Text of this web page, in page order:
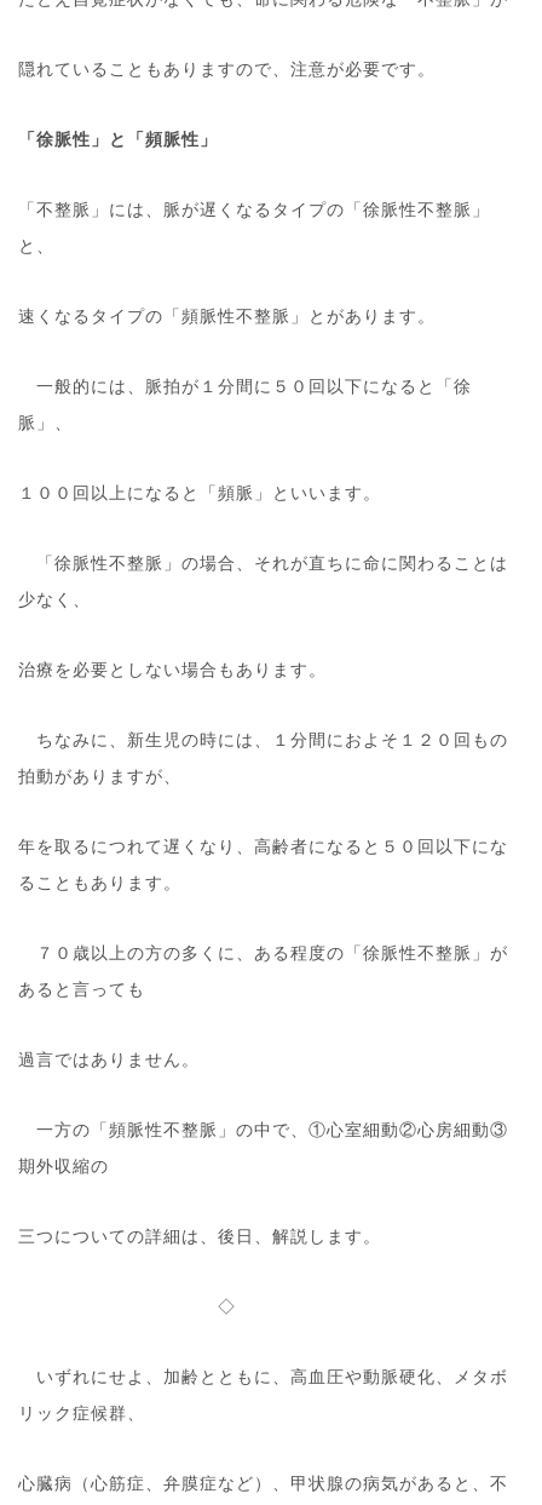
隠れていることもありますので、注意が必要です。
「徐脈性」と「頻脈性」
「不整脈」には、脈が遅くなるタイプの「徐脈性不整脈」
と、
速くなるタイプの「頻脈性不整脈」とがあります。
一般的には、脈拍が１分間に５０回以下になると「徐
脈」、
１００回以上になると「頻脈」といいます。
「徐脈性不整脈」の場合、それが直ちに命に関わることは
少なく、
治療を必要としない場合もあります。
ちなみに、新生児の時には、１分間におよそ１２０回もの
拍動がありますが、
年を取るにつれて遅くなり、高齢者になると５０回以下にな
ることもあります。
７０歳以上の方の多くに、ある程度の「徐脈性不整脈」が
あると言っても
過言ではありません。
一方の「頻脈性不整脈」の中で、①心室細動②心房細動③
期外収縮の
三つについての詳細は、後日、解説します。
◇
いずれにせよ、加齢とともに、高血圧や動脈硬化、メタボ
リック症候群、
心臓病（心筋症、弁膜症など）、甲状腺の病気があると、不